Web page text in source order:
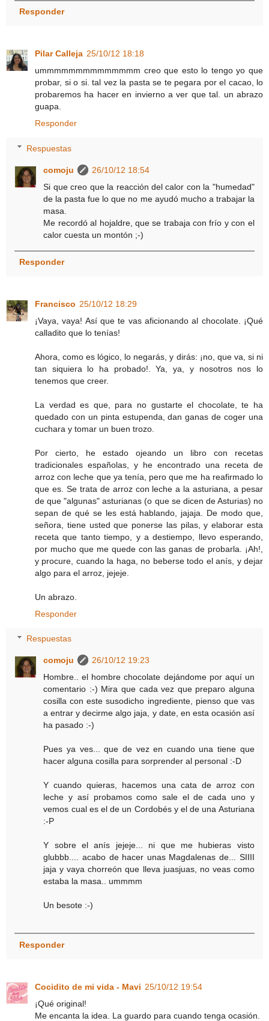
Responder
Pilar Calleja 25/10/12 18:18
ummmmmmmmmmmmmm creo que esto lo tengo yo que
probar, si o si. tal vez la pasta se te pegara por el cacao, lo
probaremos ha hacer en invierno a ver que tal. un abrazo
guapa.
Responder
Respuestas
comoju
26/10/12 18:54
Si que creo que la reacción del calor con la "humedad"
de la pasta fue lo que no me ayudó mucho a trabajar la
masa.
Me recordó al hojaldre, que se trabaja con frío y con el
calor cuesta un montón ;-)
Responder
Francisco 25/10/12 18:29
¡Vaya, vaya! Así que te vas aficionando al chocolate. ¡Qué
calladito que lo tenías!
Ahora, como es lógico, lo negarás, y dirás: ¡no, que va, si ni
tan siquiera lo ha probado!. Ya, ya, y nosotros nos lo
tenemos que creer.
La verdad es que, para no gustarte el chocolate, te ha
quedado con un pinta estupenda, dan ganas de coger una
cuchara y tomar un buen trozo.
Por cierto, he estado ojeando un libro con recetas
tradicionales españolas, y he encontrado una receta de
arroz con leche que ya tenía, pero que me ha reafirmado lo
que es. Se trata de arroz con leche a la asturiana, a pesar
de que "algunas" asturianas (o que se dicen de Asturias) no
sepan de qué se les está hablando, jajaja. De modo que,
señora, tiene usted que ponerse las pilas, y elaborar esta
receta que tanto tiempo, y a destiempo, llevo esperando,
por mucho que me quede con las ganas de probarla. ¡Ah!,
y procure, cuando la haga, no beberse todo el anís, y dejar
algo para el arroz, jejeje.
Un abrazo.
Responder
Respuestas
comoju
26/10/12 19:23
Hombre.. el hombre chocolate dejándome por aquí un
comentario :-) Mira que cada vez que preparo alguna
cosilla con este susodicho ingrediente, pienso que vas
a entrar y decirme algo jaja, y date, en esta ocasión así
ha pasado :-)
Pues ya ves... que de vez en cuando una tiene que
hacer alguna cosilla para sorprender al personal :-D
Y cuando quieras, hacemos una cata de arroz con
leche y así probamos como sale el de cada uno y
vemos cual es el de un Cordobés y el de una Asturiana
:-P
Y sobre el anís jejeje... ni que me hubieras visto
glubbb.... acabo de hacer unas Magdalenas de... SIIII
jaja y vaya chorreón que lleva juasjuas, no veas como
estaba la masa.. ummmm
Un besote :-)
Responder
Cocidito de mi vida - Mavi 25/10/12 19:54
¡Qué original!
Me encanta la idea. La guardo para cuando tenga ocasión.